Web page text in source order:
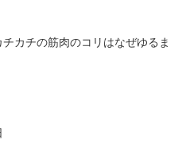
カチの筋肉のコリはなぜゆるま